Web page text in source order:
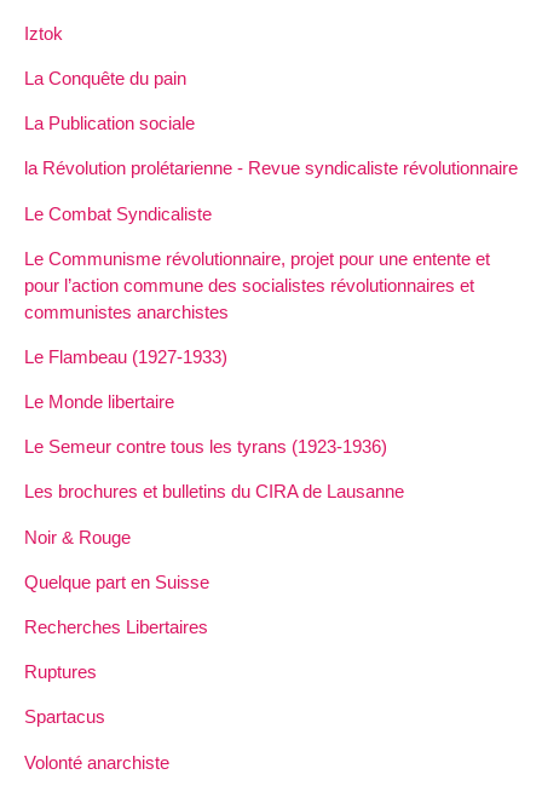
Iztok
La Conquête du pain
La Publication sociale
la Révolution prolétarienne - Revue syndicaliste révolutionnaire
Le Combat Syndicaliste
Le Communisme révolutionnaire, projet pour une entente et
pour l’action commune des socialistes révolutionnaires et
communistes anarchistes
Le Flambeau (1927-1933)
Le Monde libertaire
Le Semeur contre tous les tyrans (1923-1936)
Les brochures et bulletins du CIRA de Lausanne
Noir & Rouge
Quelque part en Suisse
Recherches Libertaires
Ruptures
Spartacus
Volonté anarchiste